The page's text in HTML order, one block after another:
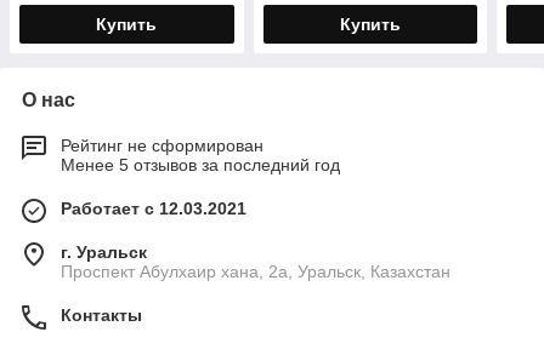
Купить Купить
О нас
Рейтинг не сформирован
Менее 5 отзывов за последний год
Работает с 12.03.2021
г. Уральск
Проспект Абулхаир хана, 2а, Уральск, Казахстан
Контакты